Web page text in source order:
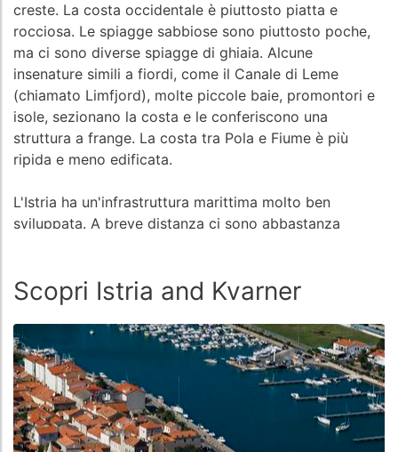
creste. La costa occidentale è piuttosto piatta e
rocciosa. Le spiagge sabbiose sono piuttosto poche,
ma ci sono diverse spiagge di ghiaia. Alcune
insenature simili a fiordi, come il Canale di Leme
(chiamato Limfjord), molte piccole baie, promontori e
isole, sezionano la costa e le conferiscono una
struttura a frange. La costa tra Pola e Fiume è più
ripida e meno edificata.
L'Istria ha un'infrastruttura marittima molto ben
sviluppata. A breve distanza ci sono abbastanza
amministrativo dell'Istria. Non lontano dal simbolo
della città, l'imponente anfiteatro, si trova l'ACI Marina
Pula. Un po' più a sud, il Tehnomont Marina Veruda,
molto ben protetto.
Nord di Pola: Rovigno, Orsera e Cittanova
Da Pola le crociere partono a nord in direzione di
Scopri Istria and Kvarner